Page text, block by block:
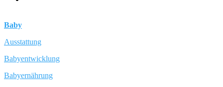
Baby
Ausstattung
Babyentwicklung
Babyernährung